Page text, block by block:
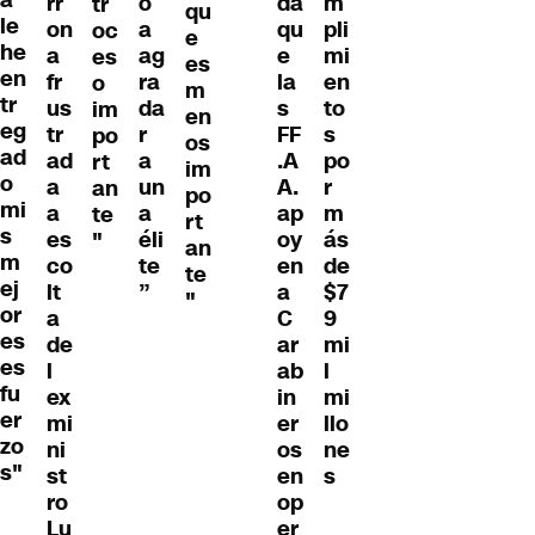
le
he
en
tr
eg
ad
o
mi
s
m
ej
or
es
es
fu
er
zo
s"
on
a
fr
us
tr
ad
a
a
es
co
lt
a
de
l
ex
mi
ni
st
ro
Lu
oc
es
o
im
po
rt
an
te
"
a
ag
ra
da
r
a
un
a
éli
te
”
qu
e
es
m
en
os
im
po
rt
an
te
"
qu
e
la
s
FF
.A
A.
ap
oy
en
a
C
ar
ab
in
er
os
en
op
er
pli
mi
en
to
s
po
r
m
ás
de
$7
9
mi
l
mi
llo
ne
s